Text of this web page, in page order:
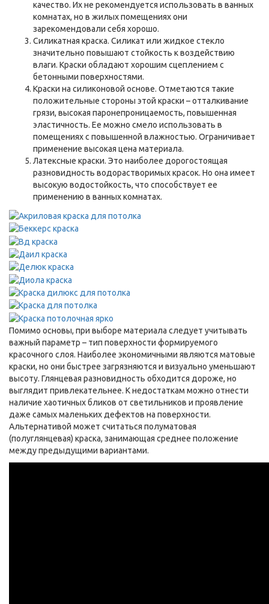
качество. Их не рекомендуется использовать в ванных
комнатах, но в жилых помещениях они
зарекомендовали себя хорошо.
Силикатная краска. Силикат или жидкое стекло
значительно повышают стойкость к воздействию
влаги. Краски обладают хорошим сцеплением с
бетонными поверхностями.
Краски на силиконовой основе. Отметаются такие
положительные стороны этой краски – отталкивание
грязи, высокая паронепроницаемость, повышенная
эластичность. Ее можно смело использовать в
помещениях с повышенной влажностью. Ограничивает
применение высокая цена материала.
Латексные краски. Это наиболее дорогостоящая
разновидность водорастворимых красок. Но она имеет
высокую водостойкость, что способствует ее
применению в ванных комнатах.
Помимо основы, при выборе материала следует учитывать
важный параметр – тип поверхности формируемого
красочного слоя. Наиболее экономичными являются матовые
краски, но они быстрее загрязняются и визуально уменьшают
высоту. Глянцевая разновидность обходится дороже, но
выглядит привлекательнее. К недостаткам можно отнести
наличие хаотичных бликов от светильников и проявление
даже самых маленьких дефектов на поверхности.
Альтернативой может считаться полуматовая
(полуглянцевая) краска, занимающая среднее положение
между предыдущими вариантами.